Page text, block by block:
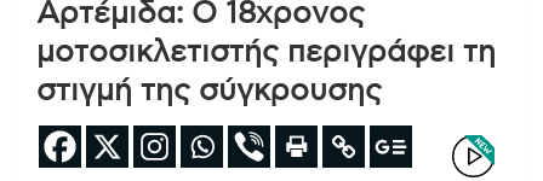
Αρτέμιδα: Ο 18χρονος
μοτοσικλετιστής περιγράφει τη
στιγμή της σύγκρουσης